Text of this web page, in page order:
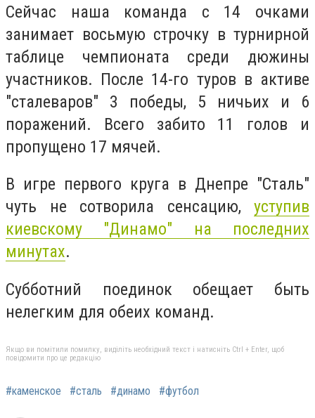
Сейчас наша команда с 14 очками
занимает восьмую строчку в турнирной
таблице чемпионата среди дюжины
участников. После 14-го туров в активе
"сталеваров" 3 победы, 5 ничьих и 6
поражений. Всего забито 11 голов и
пропущено 17 мячей.
В игре первого круга в Днепре "Сталь"
чуть не сотворила сенсацию, уступив
киевскому "Динамо" на последних
минутах.
Субботний поединок обещает быть
нелегким для обеих команд.
Якщо ви помітили помилку, виділіть необхідний текст і натисніть Ctrl + Enter, щоб
повідомити про це редакцію
#каменское #сталь #динамо #футбол